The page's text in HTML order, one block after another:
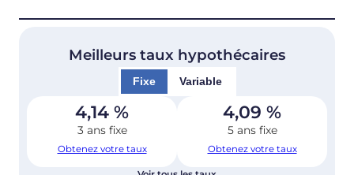
Meilleurs taux hypothécaires
Fixe Variable
4,14 %
3 ans fixe
Obtenez votre taux
4,09 %
5 ans fixe
Obtenez votre taux